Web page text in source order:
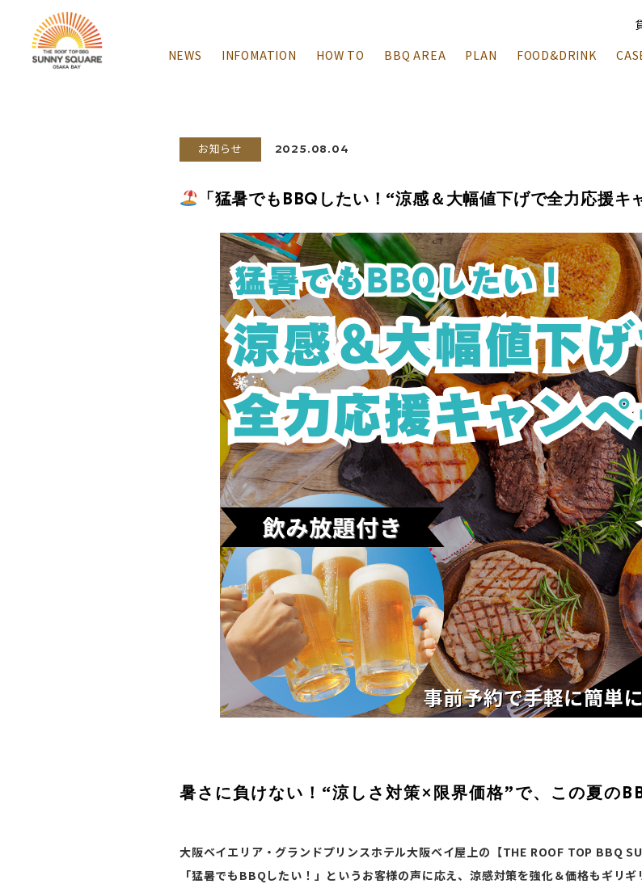
NEWS INFOMATION HOW TO BBQ AREA PLAN FOOD&DRINK
お知らせ 2025.08.04
「猛暑でもBBQしたい！“涼感＆大幅値下げで全力応援キ
暑さに負けない！“涼しさ対策×限界価格”で、この夏の
大阪ベイエリア・グランドプリンスホテル大阪ベイ屋上の【THE ROOF TOP BBQ
「猛暑でもBBQしたい！」というお客様の声に応え、涼感対策を強化＆価格もギリ